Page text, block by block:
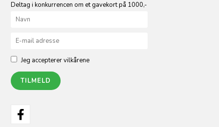
Deltag i konkurrencen om et gavekort på 1000,-
Jeg accepterer vilkårene